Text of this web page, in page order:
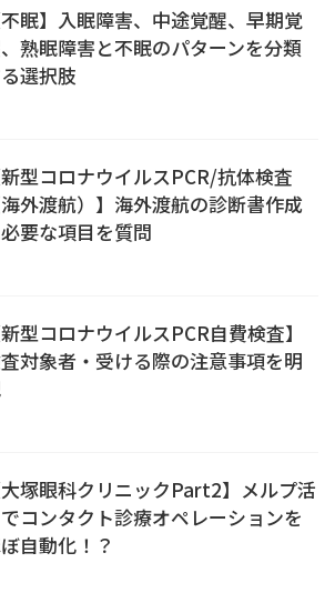
不眠】入眠障害、中途覚醒、早期覚
熟眠障害と不眠のパターンを分類
選択肢
新型コロナウイルスPCR/抗体検査
海外渡航）】海外渡航の診断書作成
要な項目を質問
新型コロナウイルスPCR自費検査】
対象者・受ける際の注意事項を明
大塚眼科クリニックPart2】メルプ活
コンタクト診療オペレーションを
自動化！？